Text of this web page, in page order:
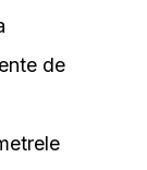
de